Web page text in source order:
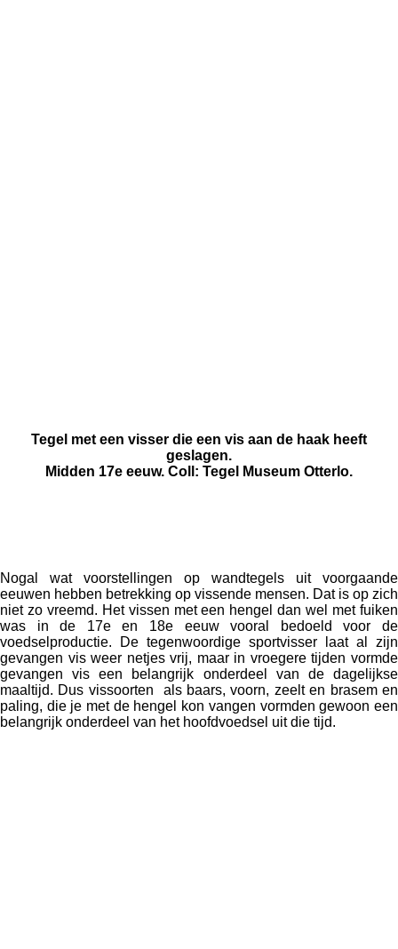
Tegel met een visser die een vis aan de haak heeft
geslagen.
Midden 17e eeuw. Coll: Tegel Museum Otterlo.
Nogal wat voorstellingen op wandtegels uit voorgaande
eeuwen hebben betrekking op vissende mensen. Dat is op zich
niet zo vreemd. Het vissen met een hengel dan wel met fuiken
was in de 17e en 18e eeuw vooral bedoeld voor de
voedselproductie. De tegenwoordige sportvisser laat al zijn
gevangen vis weer netjes vrij, maar in vroegere tijden vormde
gevangen vis een belangrijk onderdeel van de dagelijkse
maaltijd. Dus vissoorten als baars, voorn, zeelt en brasem en
paling, die je met de hengel kon vangen vormden gewoon een
belangrijk onderdeel van het hoofdvoedsel uit die tijd.